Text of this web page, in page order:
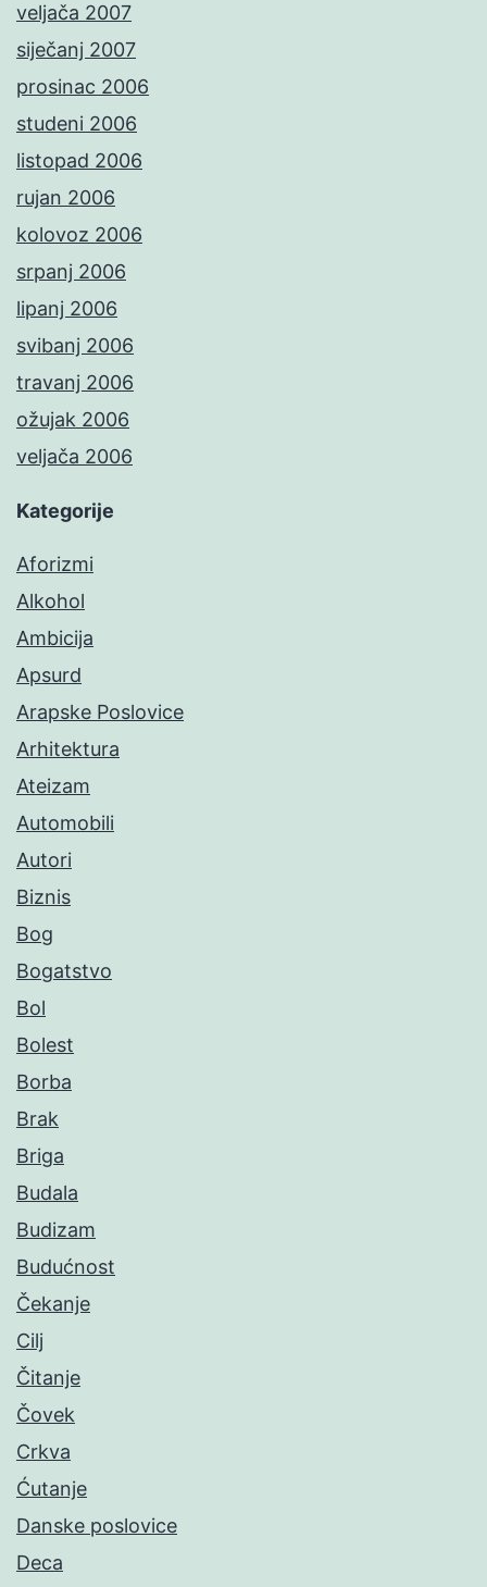
veljača 2007
siječanj 2007
prosinac 2006
studeni 2006
listopad 2006
rujan 2006
kolovoz 2006
srpanj 2006
lipanj 2006
svibanj 2006
travanj 2006
ožujak 2006
veljača 2006
Kategorije
Aforizmi
Alkohol
Ambicija
Apsurd
Arapske Poslovice
Arhitektura
Ateizam
Automobili
Autori
Biznis
Bog
Bogatstvo
Bol
Bolest
Borba
Brak
Briga
Budala
Budizam
Budućnost
Čekanje
Cilj
Čitanje
Čovek
Crkva
Ćutanje
Danske poslovice
Deca